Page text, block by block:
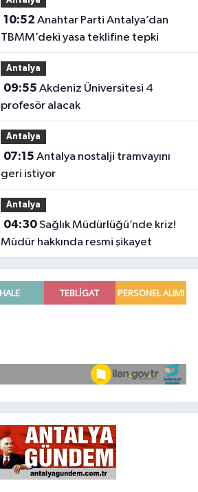
10:52
TBMM’deki yasa teklifine tepki
Antalya
09:55
profesör alacak
Antalya
07:15
geri istiyor
Antalya
04:30Sağlık Müdürlüğü’nde kriz!
Müdür hakkında resmi şikayet